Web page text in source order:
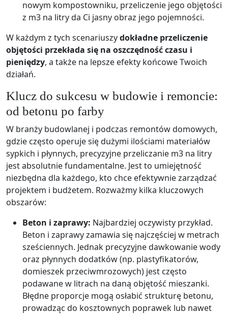
nowym kompostowniku, przeliczenie jego objętości
z m3 na litry da Ci jasny obraz jego pojemności.
W każdym z tych scenariuszydokładne przeliczenie
objętości przekłada się na oszczędność czasu i
pieniędzy, a także na lepsze efekty końcowe Twoich
działań.
Klucz do sukcesu w budowie i remoncie:
od betonu po farby
W branży budowlanej i podczas remontów domowych,
gdzie często operuje się dużymi ilościami materiałów
sypkich i płynnych, precyzyjne przeliczanie m3 na litry
jest absolutnie fundamentalne. Jest to umiejętność
niezbędna dla każdego, kto chce efektywnie zarządzać
projektem i budżetem. Rozważmy kilka kluczowych
obszarów:
Beton i zaprawy: Najbardziej oczywisty przykład.
Beton i zaprawy zamawia się najczęściej w metrach
sześciennych. Jednak precyzyjne dawkowanie wody
oraz płynnych dodatków (np. plastyfikatorów,
domieszek przeciwmrozowych) jest często
podawane w litrach na daną objętość mieszanki.
Błędne proporcje mogą osłabić strukturę betonu,
prowadząc do kosztownych poprawek lub nawet